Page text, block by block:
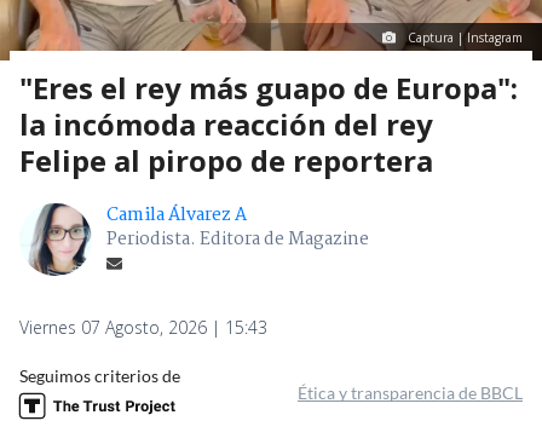
Captura | Instagram
"Eres el rey más guapo de Europa":
la incómoda reacción del rey
Felipe al piropo de reportera
Camila Álvarez A
Periodista. Editora de Magazine
Viernes 07 Agosto, 2026 | 15:43
Seguimos criterios de
Ética y transparencia de BBCL